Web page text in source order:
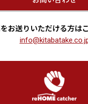
お送りいただける方は